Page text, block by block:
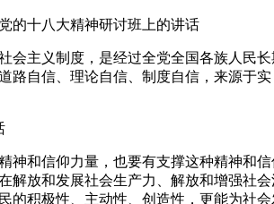
十八大精神研讨班上的讲话
主义制度，是经过全党全国各族人民长
路自信、理论自信、制度自信，来源于实
和信仰力量，也要有支撑这种精神和信
解放和发展社会生产力、解放和增强社会
的积极性、主动性、创造性，更能为社会